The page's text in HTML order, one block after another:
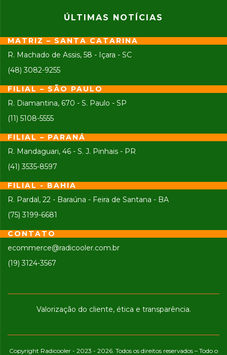
ÚLTIMAS NOTÍCIAS
MATRIZ – SANTA CATARINA
R. Machado de Assis, 58 - Içara - SC
(48) 3082-9255
FILIAL – SÃO PAULO
R. Diamantina, 670 - S. Paulo - SP
(11) 5108-5555
FILIAL – PARANÁ
R. Mandaguari, 46 - S. J. Pinhais - PR
(41) 3535-8597
FILIAL - BAHIA
R. Pardal, 22 - Baraúna - Feira de Santana - BA
(75) 3199-6681
CONTATO
ecommerce@radicooler.com.br
(19) 3124-3567
Valorização do cliente, ética e transparência.
Copyright Radicooler - 2023 - 2026. Todos os direitos reservados – Todo o